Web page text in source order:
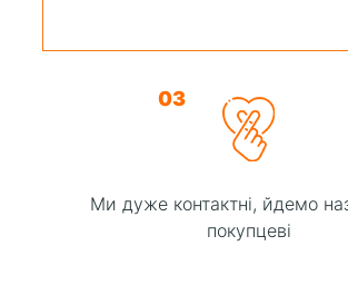
03
Ми дуже контактні, йдемо
покупцеві